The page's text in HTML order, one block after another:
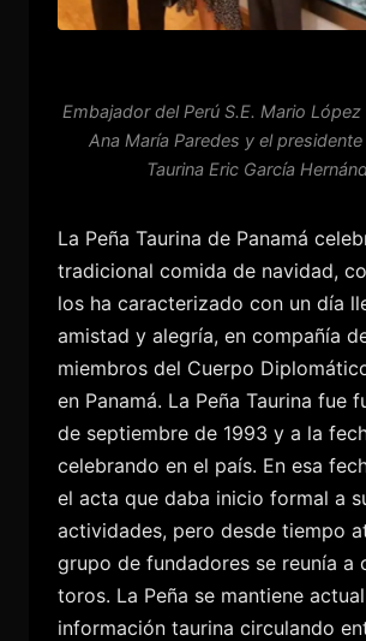
Embajador del Perú S.E. Mario López
Ana María Paredes y el presidente
Taurina Eric García
La Peña Taurina de Panamá
tradicional comida de navidad,
los ha caracterizado con un día
amistad y alegría, en compañía
miembros del Cuerpo
en Panamá. La Peña Taurina fue
de septiembre de 1993 y a la
celebrando en el país. En esa
el acta que daba inicio formal a
actividades, pero desde tiempo
grupo de fundadores se reunía a
toros. La Peña se mantiene
información taurina circulando